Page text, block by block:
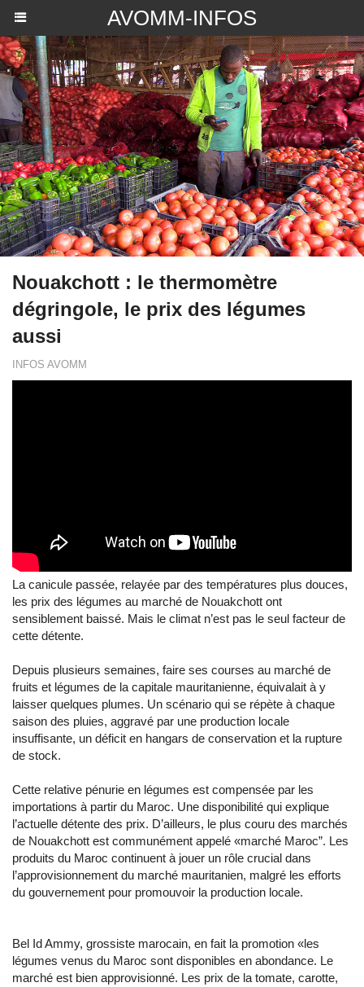
AVOMM-INFOS
Nouakchott : le thermomètre
dégringole, le prix des légumes
aussi
INFOS AVOMM
La canicule passée, relayée par des températures plus douces,
les prix des légumes au marché de Nouakchott ont
sensiblement baissé. Mais le climat n’est pas le seul facteur de
cette détente.
Depuis plusieurs semaines, faire ses courses au marché de
fruits et légumes de la capitale mauritanienne, équivalait à y
laisser quelques plumes. Un scénario qui se répète à chaque
saison des pluies, aggravé par une production locale
insuffisante, un déficit en hangars de conservation et la rupture
de stock.
Cette relative pénurie en légumes est compensée par les
importations à partir du Maroc. Une disponibilité qui explique
l’actuelle détente des prix. D’ailleurs, le plus couru des marchés
de Nouakchott est communément appelé «marché Maroc”. Les
produits du Maroc continuent à jouer un rôle crucial dans
l’approvisionnement du marché mauritanien, malgré les efforts
du gouvernement pour promouvoir la production locale.
Bel Id Ammy, grossiste marocain, en fait la promotion «les
légumes venus du Maroc sont disponibles en abondance. Le
marché est bien approvisionné. Les prix de la tomate, carotte,